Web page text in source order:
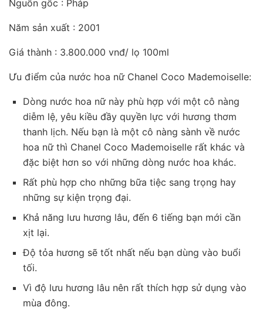
Nguồn gốc : Pháp
Năm sản xuất : 2001
Giá thành : 3.800.000 vnđ/ lọ 100ml
Ưu điểm của nước hoa nữ Chanel Coco Mademoiselle:
Dòng nước hoa nữ này phù hợp với một cô nàng
diễm lệ, yêu kiều đầy quyền lực với hương thơm
thanh lịch. Nếu bạn là một cô nàng sành về nước
hoa nữ thì Chanel Coco Mademoiselle rất khác và
đặc biệt hơn so với những dòng nước hoa khác.
Rất phù hợp cho những bữa tiệc sang trọng hay
những sự kiện trọng đại.
Khả năng lưu hương lâu, đến 6 tiếng bạn mới cần
xịt lại.
Độ tỏa hương sẽ tốt nhất nếu bạn dùng vào buổi
tối.
Vì độ lưu hương lâu nên rất thích hợp sử dụng vào
mùa đông.